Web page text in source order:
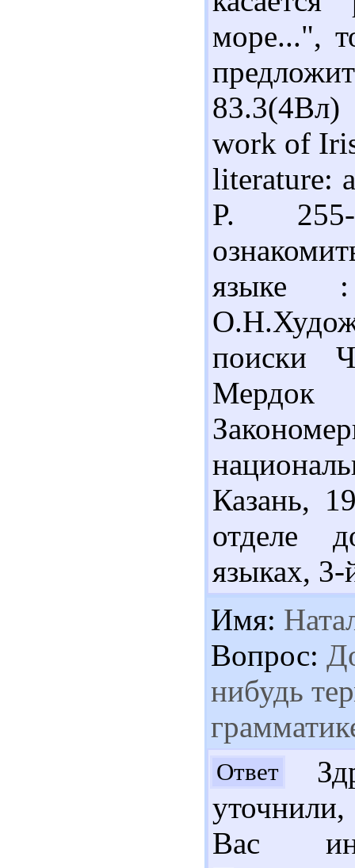
море...",
work of
literature:
P. 255-
языке
поиски
Казань,
отделе
языках, 3-
Имя:
Вопрос:
нибудь
Ответ
Вас